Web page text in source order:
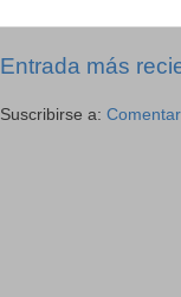
Entrada más
Suscribirse a: